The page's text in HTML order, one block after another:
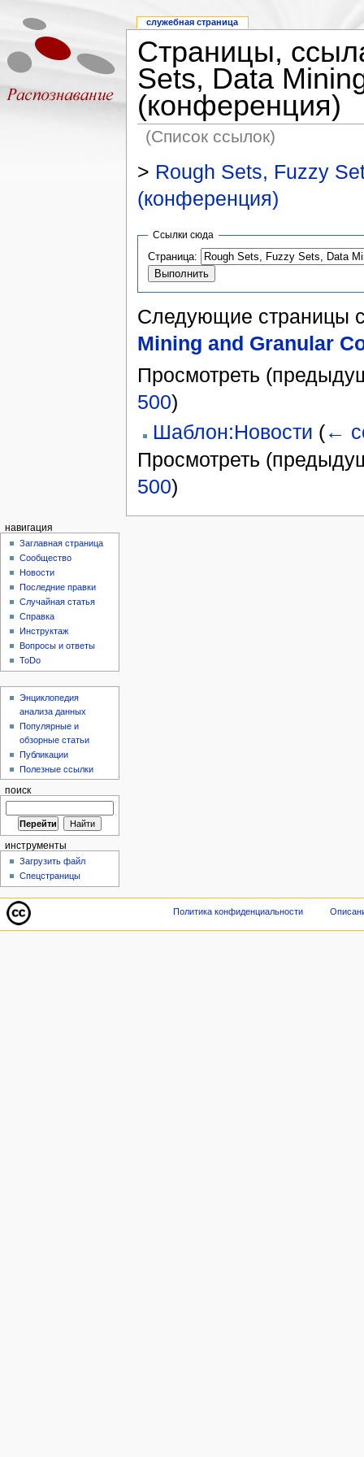
Страницы,
Sets, Data
(конференция)
(Список ссылок)
> Rough Sets, Fuzzy
(конференция)
Ссылки сюда
Страница:
Следующие страницы
Mining and Granular
Просмотреть
500)
Шаблон:Новости (←
Просмотреть
500)
служебная страница
навигация
Заглавная страница
Сообщество
Новости
Последние правки
Случайная статья
Справка
Инструктаж
Вопросы и ответы
ToDo
Энциклопедия
анализа данных
Популярные и
обзорные статьи
Публикации
Полезные ссылки
поиск
инструменты
Загрузить файл
Спецстраницы
Политика конфиденциальности